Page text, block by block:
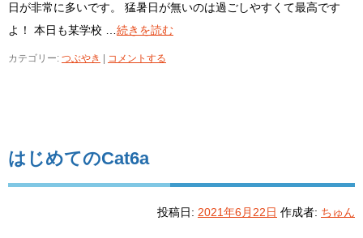
日が非常に多いです。 猛暑日が無いのは過ごしやすくて最高です
よ！ 本日も某学校 … 続きを読む
カテゴリー: つぶやき コメントする
はじめてのCat6a
投稿日: 2021年6月22日 作成者: ちゅん